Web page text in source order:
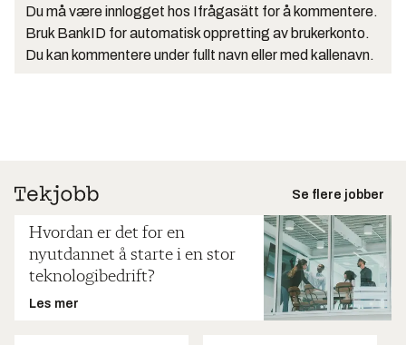
Du må være innlogget hos Ifrågasätt for å kommentere.
Bruk BankID for automatisk oppretting av brukerkonto.
Du kan kommentere under fullt navn eller med kallenavn.
Se flere jobber
Hvordan er det for en
nyutdannet å starte i en stor
teknologibedrift?
Les mer